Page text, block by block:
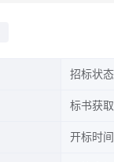
招标状态
标书获
开标时间